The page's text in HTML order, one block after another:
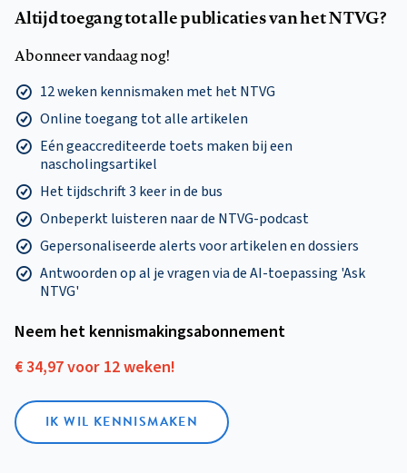
Altijd toegang tot alle publicaties van het NTVG?
Abonneer vandaag nog!
12 weken kennismaken met het NTVG
Online toegang tot alle artikelen
Eén geaccrediteerde toets maken bij een
nascholingsartikel
Het tijdschrift 3 keer in de bus
Onbeperkt luisteren naar de NTVG-podcast
Gepersonaliseerde alerts voor artikelen en dossiers
Antwoorden op al je vragen via de AI-toepassing 'Ask
NTVG'
Neem het kennismakings­abonnement
€ 34,97 voor 12 weken!
IK WIL KENNISMAKEN